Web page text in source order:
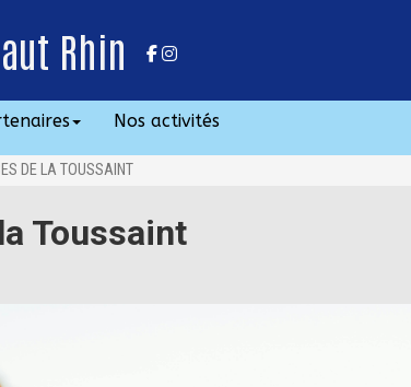
Rhin
Nos activités
DE LA TOUSSAINT
Toussaint